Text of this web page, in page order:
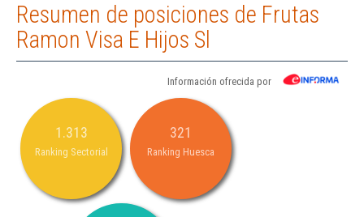
Resumen de posiciones de Frutas
Ramon Visa E Hijos Sl
Información ofrecida por
1.313
Ranking Sectorial
321
Ranking Huesca